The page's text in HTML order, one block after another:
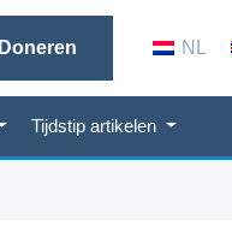
Doneren NL
Tijdstip artikelen